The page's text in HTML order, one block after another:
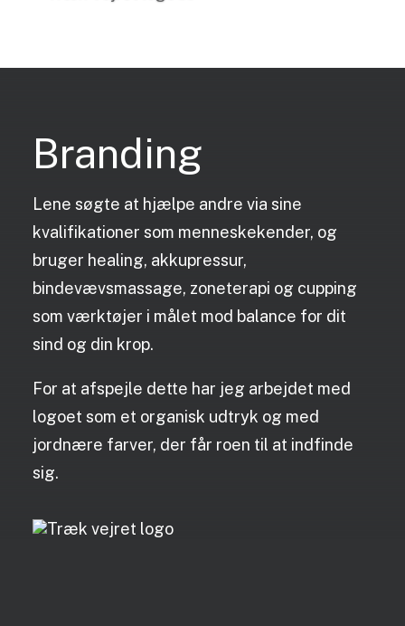
Branding
Lene søgte at hjælpe andre via sine
kvalifikationer som menneskekender, og
bruger healing, akkupressur,
bindevævsmassage, zoneterapi og cupping
som værktøjer i målet mod balance for dit
sind og din krop.
For at afspejle dette har jeg arbejdet med
logoet som et organisk udtryk og med
jordnære farver, der får roen til at indfinde
sig.